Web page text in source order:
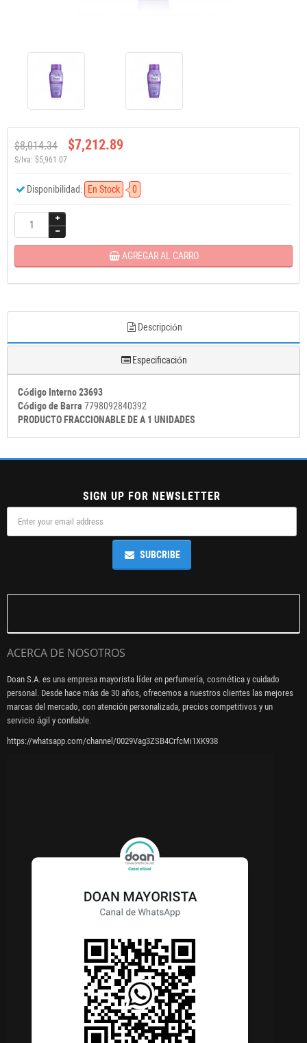
$8,014.34 $7,212.89
S/Iva: $5,961.07
Disponibilidad: En Stock 0
AGREGAR AL CARRO
Descripción
Especificación
Código Interno 23693
Código de Barra 7798092840392
PRODUCTO FRACCIONABLE DE A 1 UNIDADES
SIGN UP FOR NEWSLETTER
SUBCRIBE
ACERCA DE NOSOTROS
Doan S.A. es una empresa mayorista líder en perfumería, cosmética y cuidado
personal. Desde hace más de 30 años, ofrecemos a nuestros clientes las mejores
marcas del mercado, con atención personalizada, precios competitivos y un
servicio ágil y confiable.
https://whatsapp.com/channel/0029Vag3ZSB4CrfcMi1XK938